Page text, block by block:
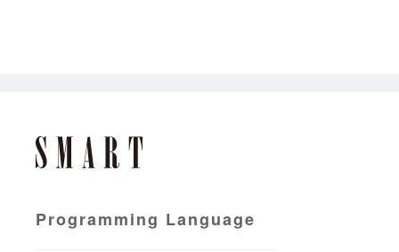
Programming Language